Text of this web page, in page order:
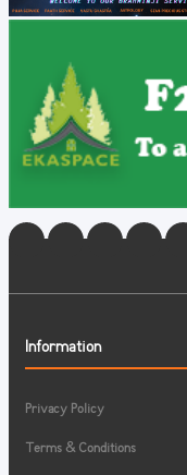
Information
Privacy Policy
Terms & Conditions